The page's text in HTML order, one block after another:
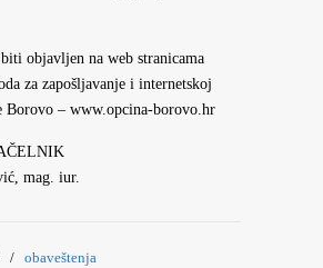
objavljen na web stranicama
za zapošljavanje i internetskoj
Borovo – www.opcina-borovo.hr
mag. iur.
/ obaveštenja